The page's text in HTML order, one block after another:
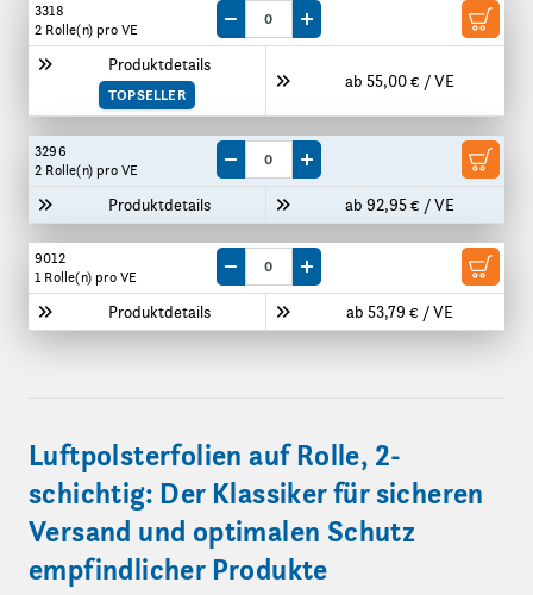
3318
2 Rolle(n) pro VE
Produktdetails
TOPSELLER
ab 55,00 € / VE
Menge um eine VE reduzieren
Menge um eine VE erhöhen
3296
2 Rolle(n) pro VE
Produktdetails ab 92,95 € / VE
Menge um eine VE reduzieren
Menge um eine VE erhöhen
9012
1 Rolle(n) pro VE
Produktdetails ab 53,79 € / VE
Menge um eine VE reduzieren
Menge um eine VE erhöhen
Luftpolsterfolien auf Rolle, 2-
schichtig: Der Klassiker für sicheren
Versand und optimalen Schutz
empfindlicher Produkte